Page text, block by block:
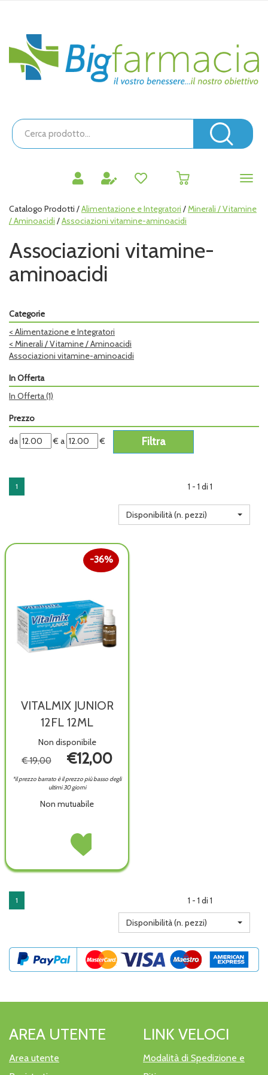
principaleBigfarmacia
Cerca
Prodotto
Catalogo Prodotti /Alimentazione e Integratori /Minerali / Vitamine
/ Aminoacidi /Associazioni vitamine-aminoacidi
Associazioni vitamine-
aminoacidi
Categorie
< Alimentazione e Integratori
< Minerali / Vitamine / Aminoacidi
Associazioni vitamine-aminoacidi
In Offerta
In Offerta(1)
Prezzo
filtra
da
da €
filtra
a
a €
1 1 - 1 di 1
Disponibilità (n. pezzi)
VITALMIX JUNIOR
12FL 12ML
Non disponibile
36%
€ 19,00 €12,00
*il prezzo barrato è il prezzo più basso degli
ultimi 30 giorni
Non mutuabile
VITALMIX
12ML non
Acquista VITALMIX
JUNIOR
12ML alla
1 1 - 1 di 1
Disponibilità (n. pezzi)
AREA UTENTE
Area utente
LINK VELOCI
Modalità di Spedizione e